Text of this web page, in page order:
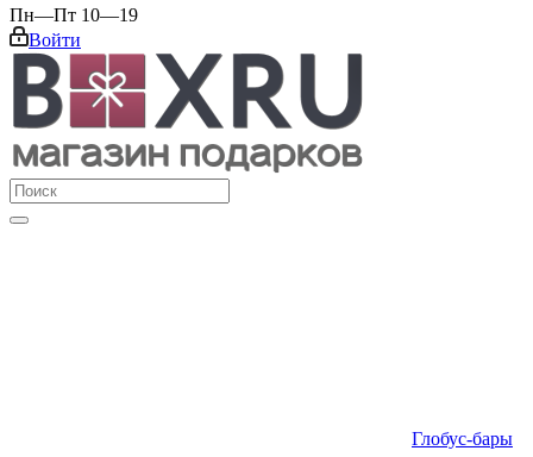
Пн—Пт 10—19
Войти
Глобус-бары